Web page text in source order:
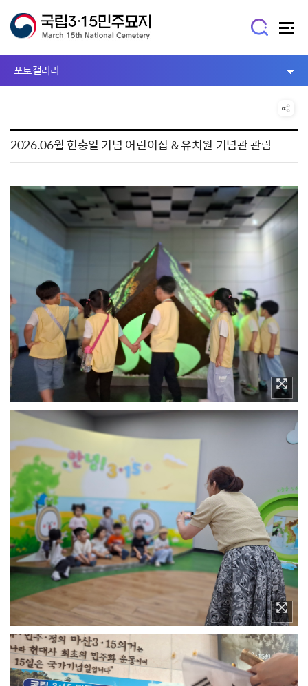
포토갤러리
2026.06월 현충일 기념 어린이집 & 유치원 기념관 관람